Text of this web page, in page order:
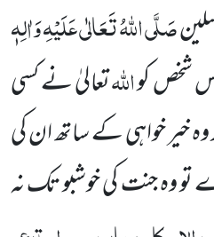
صَلَّی اللہُ تَعَالٰی عَلَیْہِ وَاٰلِہٖ
شخص کواللہتعالیٰ نے کسی
وہ خیر خواہی کے ساتھ ان کی
تو وہ جنت کی خوشبو تک نہ